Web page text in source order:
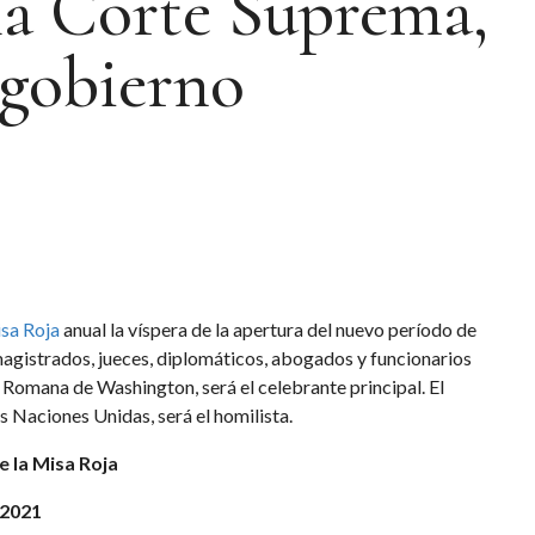
Rojaanual la víspera de la apertura del nuevo período de
jueces, diplomáticos, abogados y funcionarios
de Washington, será el celebrante principal. El
Naciones Unidas, será el homilista.
la Misa Roja